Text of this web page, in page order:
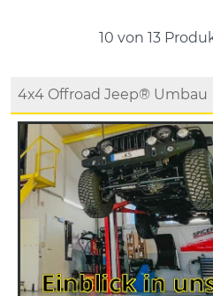
10 von 13
4x4 Offroad Jeep® Umbau